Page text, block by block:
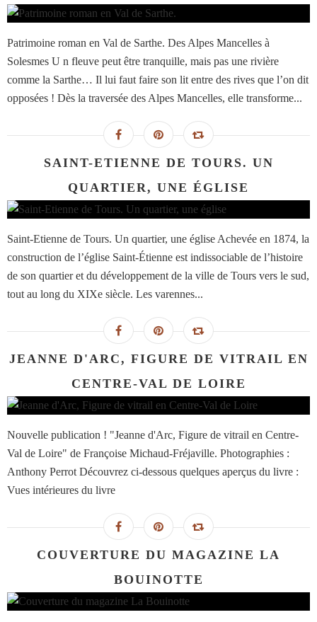
Patrimoine roman en Val de Sarthe. Des Alpes Mancelles à
Solesmes U n fleuve peut être tranquille, mais pas une rivière
comme la Sarthe… Il lui faut faire son lit entre des rives que l’on dit
opposées ! Dès la traversée des Alpes Mancelles, elle transforme...
SAINT-ETIENNE DE TOURS. UN
QUARTIER, UNE ÉGLISE
Saint-Etienne de Tours. Un quartier, une église Achevée en 1874, la
construction de l’église Saint-Étienne est indissociable de l’histoire
de son quartier et du développement de la ville de Tours vers le sud,
tout au long du XIXe siècle. Les varennes...
JEANNE D'ARC, FIGURE DE VITRAIL EN
CENTRE-VAL DE LOIRE
Nouvelle publication ! "Jeanne d'Arc, Figure de vitrail en Centre-
Val de Loire" de Françoise Michaud-Fréjaville. Photographies :
Anthony Perrot Découvrez ci-dessous quelques aperçus du livre :
Vues intérieures du livre
COUVERTURE DU MAGAZINE LA
BOUINOTTE